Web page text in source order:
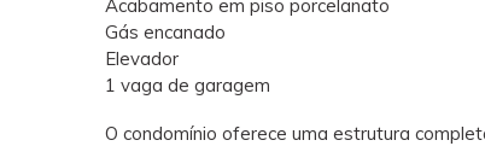
Acabamento em piso porcelanato
Gás encanado
Elevador
1 vaga de garagem
O condomínio oferece uma estrutura